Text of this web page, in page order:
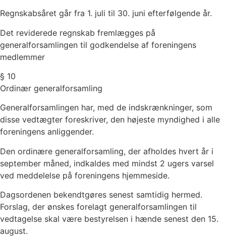
Regnskabsåret går fra 1. juli til 30. juni efterfølgende år.
Det reviderede regnskab fremlægges på
generalforsamlingen til godkendelse af foreningens
medlemmer
§ 10
Ordinær generalforsamling
Generalforsamlingen har, med de indskrænkninger, som
disse vedtægter foreskriver, den højeste myndighed i alle
foreningens anliggender.
Den ordinære generalforsamling, der afholdes hvert år i
september måned, indkaldes med mindst 2 ugers varsel
ved meddelelse på foreningens hjemmeside.
Dagsordenen bekendtgøres senest samtidig hermed.
Forslag, der ønskes forelagt generalforsamlingen til
vedtagelse skal være bestyrelsen i hænde senest den 15.
august.